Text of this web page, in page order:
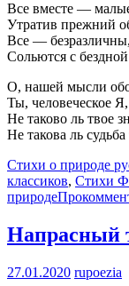
Все вместе —
Утратив прежний
Все —
Сольются с
О, нашей мысли
Ты, человеческое Я,
Не таково ль твое
Не такова ль судьба
Стихи о природе
классиков, Стихи
природе
Напрасный
27.01.2020 rupoezia